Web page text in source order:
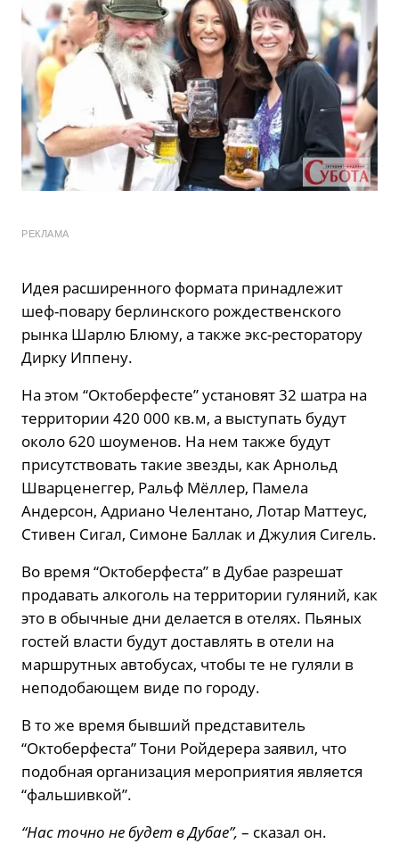
РЕКЛАМА
Идея расширенного формата принадлежит
шеф-повару берлинского рождественского
рынка Шарлю Блюму, а также экс-ресторатору
Дирку Иппену.
На этом “Октоберфесте” установят 32 шатра на
территории 420 000 кв.м, а выступать будут
около 620 шоуменов. На нем также будут
присутствовать такие звезды, как Арнольд
Шварценеггер, Ральф Мёллер, Памела
Андерсон, Адриано Челентано, Лотар Маттеус,
Стивен Сигал, Симоне Баллак и Джулия Сигель.
Во время “Октоберфеста” в Дубае разрешат
продавать алкоголь на территории гуляний, как
это в обычные дни делается в отелях. Пьяных
гостей власти будут доставлять в отели на
маршрутных автобусах, чтобы те не гуляли в
неподобающем виде по городу.
В то же время бывший представитель
“Октоберфеста” Тони Ройдерера заявил, что
подобная организация мероприятия является
“фальшивкой”.
“Нас точно не будет в Дубае”, – сказал он.